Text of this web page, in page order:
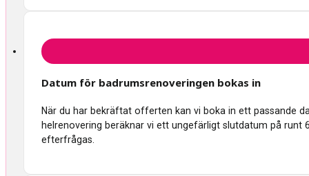
Datum för badrumsrenoveringen bokas in
När du har bekräftat offerten kan vi boka in ett passande
helrenovering beräknar vi ett ungefärligt slutdatum på
efterfrågas.